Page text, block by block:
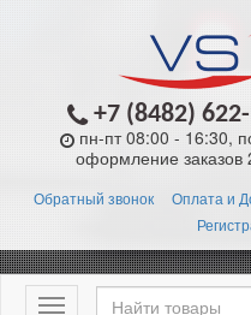
+7 (8482)
пн-пт 08:00 - 16:30,
оформление заказов
Обратный звонок Оплата и
Меню